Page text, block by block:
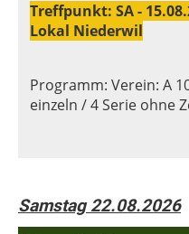
Treffpunkt: SA -
Lokal Niederwil
Programm: Verein: A
einzeln / 4 Serie ohne
Samstag 22.08.2026